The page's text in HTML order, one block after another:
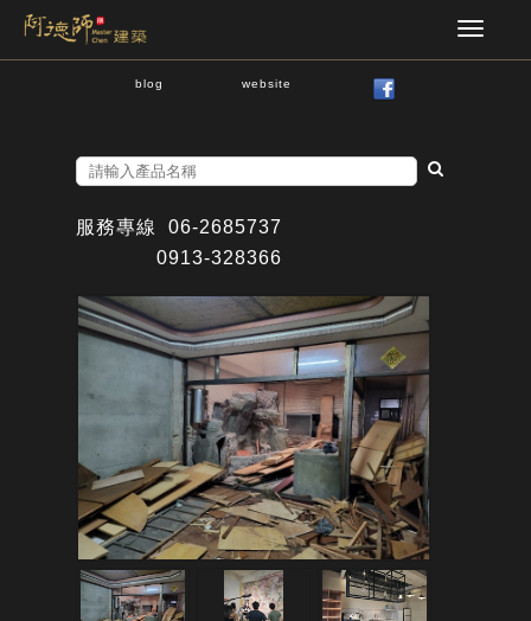
blog website
服務專線
06-2685737
0913-328366